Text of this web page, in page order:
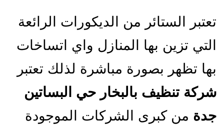
تعتبر الستائر من الديكورات الرائعة
التي تزين بها المنازل واي اتساخات
بها تظهر بصورة مباشرة لذلك تعتبر
شركة تنظيف بالبخار حي البساتين
جدة من كبرى الشركات الموجودة